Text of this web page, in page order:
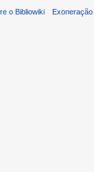
o Bibliowiki